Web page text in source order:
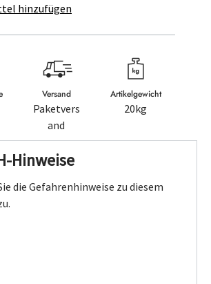
hinzufügen
Versand
Paketvers
and
Artikelgewicht
20kg
Hinweise
die Gefahrenhinweise zu diesem